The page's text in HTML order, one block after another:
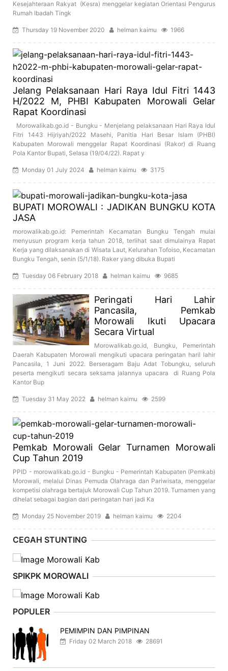
Kesejahteraan Rakyat (Kesra) menggelar kegiatan Orientasi Pengurus
Rumah Ibadah Tingk
Thursday 19 November 2020 helman kaimu 1966
Jelang Pelaksanaan Hari Raya Idul Fitri 1443
H/2022 M, PHBI Kabupaten Morowali Gelar
Rapat Koordinasi
Morowalikab.go.id - Bungku - Menjelang pelaksanaan Hari Raya Idul
Fitri 1443 Hijriyah/2022 Masehi, Panitia Hari Besar Islam (PHBI)
Kabupaten Morowali menggelar Rapat Koordinasi (Rakor) di Ruang
Pola Kantor Bupati, Selasa (19/04/22). Rapat y
Monday 01 July 2024 helman kaimu 3175
BUPATI MOROWALI : JADIKAN BUNGKU KOTA
JASA
morowalikab.go.id: Pemerintah Kecamatan Bungku Tengah mulai
menyusun program kerja tahun 2018, terlihat saat dimulainya Rapat
Kerja yang dilaksanakan di Wisata Laut, Kelurahan Tofoiso, Kecamatan
Bungku Tengah, senin (5/1/18). Raker yang dibuka Bupati
Tuesday 06 February 2018 helman kaimu 9685
Peringati Hari Lahir
Pancasila, Pemkab
Morowali Ikuti Upacara
Secara Virtual
Morowalikab.go.id, Bungku, Pemerintah
Daerah Kabupaten Morowali mengikuti upacara peringatan haril lahir
Pancasila, 1 Juni 2022. Berseragam Baju Adat Tobungku, seluruh
peserta mengikuti secara seksama jalannya upacara di Ruang Pola
Kantor Bup
Tuesday 31 May 2022 helman kaimu 2599
Pemkab Morowali Gelar Turnamen Morowali
Cup Tahun 2019
PPID - morowalikab.go.id - Bungku - Pemerintah Kabupaten (Pemkab)
Morowali, melalui Dinas Pemuda Olahraga dan Pariwisata, menggelar
kompetisi olahraga bertajuk Morowali Cup Tahun 2019. Turnamen yang
dihelat sebagai bagian dari peringatan hari jadi Ka
Monday 25 November 2019 helman kaimu 2204
CEGAH STUNTING
SPIKPK MOROWALI
POPULER
PEMIMPIN DAN PIMPINAN
Friday 02 March 2018 28691